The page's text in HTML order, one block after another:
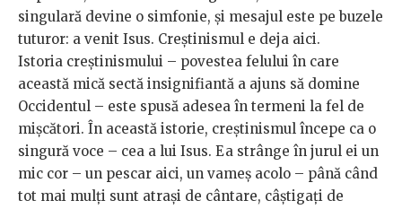
singulară devine o simfonie, și mesajul este pe buzele
tuturor: a venit Isus. Creștinismul e deja aici.
Istoria creștinismului – povestea felului în care
această mică sectă insignifiantă a ajuns să domine
Occidentul – este spusă adesea în termeni la fel de
mișcători. În această istorie, creștinismul începe ca o
singură voce – cea a lui Isus. Ea strânge în jurul ei un
mic cor – un pescar aici, un vameș acolo – până când
tot mai mulți sunt atrași de cântare, câștigați de